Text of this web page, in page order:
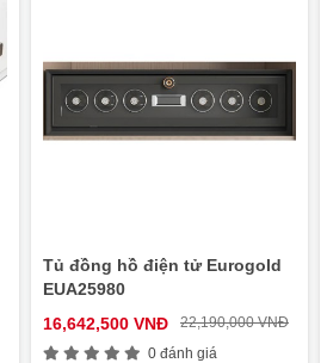
Tủ đồng hồ điện tử Eurogold
EUA25980
16,642,500 VNĐ
22,190,000 VNĐ
0 đánh giá